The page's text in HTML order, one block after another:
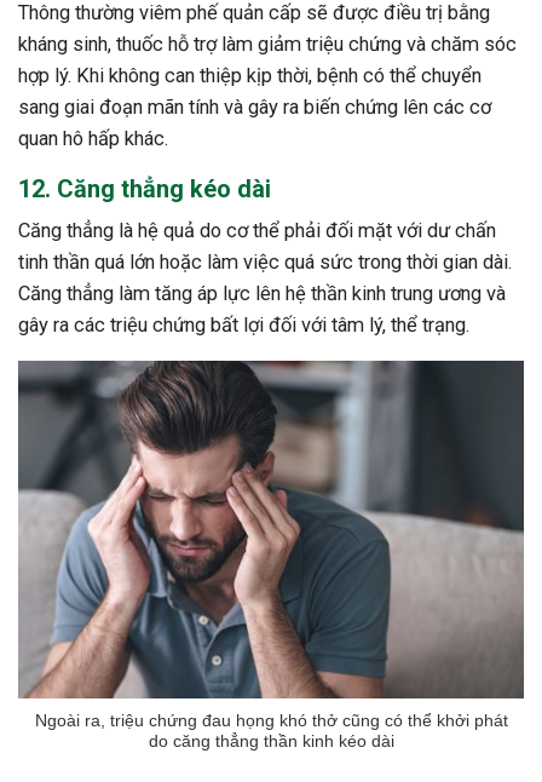
Thông thường viêm phế quản cấp sẽ được điều trị bằng
kháng sinh, thuốc hỗ trợ làm giảm triệu chứng và chăm sóc
hợp lý. Khi không can thiệp kịp thời, bệnh có thể chuyển
sang giai đoạn mãn tính và gây ra biến chứng lên các cơ
quan hô hấp khác.
12. Căng thẳng kéo dài
Căng thẳng là hệ quả do cơ thể phải đối mặt với dư chấn
tinh thần quá lớn hoặc làm việc quá sức trong thời gian dài.
Căng thẳng làm tăng áp lực lên hệ thần kinh trung ương và
gây ra các triệu chứng bất lợi đối với tâm lý, thể trạng.
Ngoài ra, triệu chứng đau họng khó thở cũng có thể khởi phát
do căng thẳng thần kinh kéo dài